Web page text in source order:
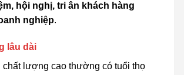
hội nghị, tri ân khách hàng
nghiệp.
lâu dài
chất lượng cao thường có tuổi thọ